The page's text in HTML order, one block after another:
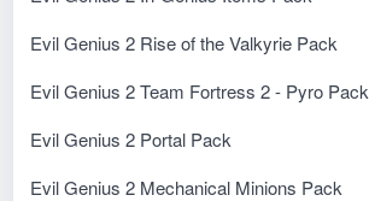
Evil Genius 2 Rise of the Valkyrie Pack
Evil Genius 2 Team Fortress 2 - Pyro Pack
Evil Genius 2 Portal Pack
Evil Genius 2 Mechanical Minions Pack